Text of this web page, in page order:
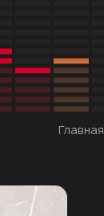
Главная